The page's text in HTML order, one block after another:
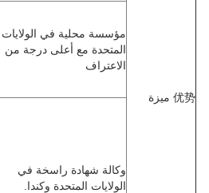
优势 ميزة
مؤسسة محلية في الولايات
المتحدة مع أعلى درجة من
الاعتراف
وكالة شهادة راسخة في
الولايات المتحدة وكندا.